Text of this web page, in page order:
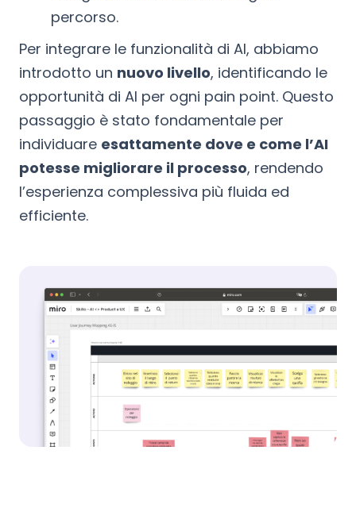
percorso.
Per integrare le funzionalità di AI, abbiamo
introdotto un nuovo livello, identificando le
opportunità di AI per ogni pain point. Questo
passaggio è stato fondamentale per
individuare esattamente dove e come l’AI
potesse migliorare il processo, rendendo
l’esperienza complessiva più fluida ed
efficiente.